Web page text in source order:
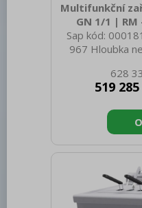
Multifunkční
GN 1/1 | RM
Sap kód:
967 Hloubka
254.00 Šířka
brutto [mm]:
spotřebiče:
AISI 304 Vnější
Otevírání
3N - 50 Hz
Velikost
628
519